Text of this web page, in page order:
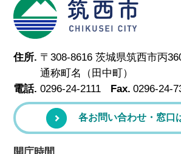
住所. 〒308-8616 茨城県筑西市丙
通称町名（田中町）
電話. 0296-24-2111 Fax. 0296-24-
各お問い合わせ・窓口